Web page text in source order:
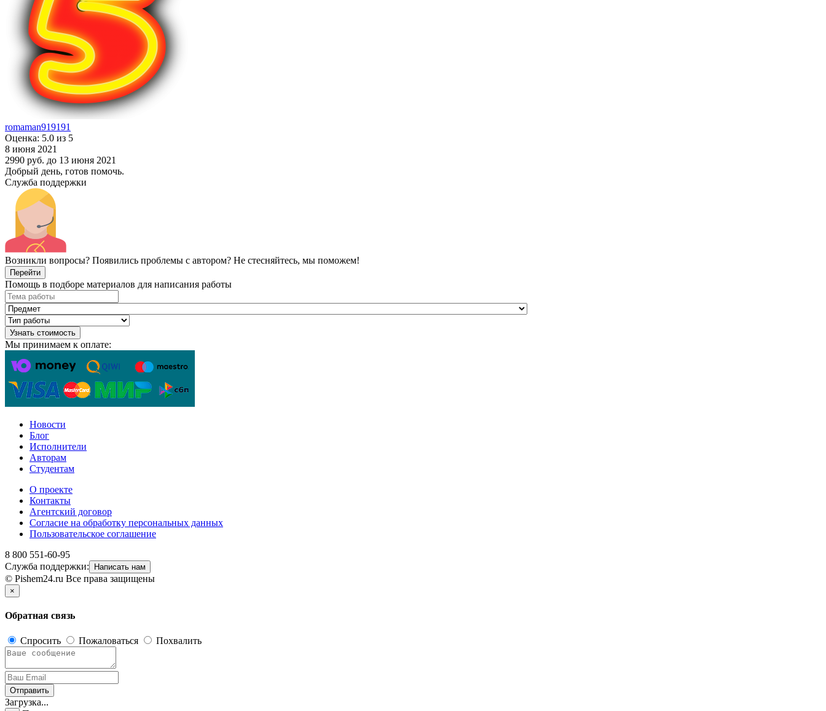
romaman919191
Оценка: 5.0 из 5
8 июня 2021
2990 руб. до 13 июня 2021
Добрый день, готов помочь.
Служба поддержки
Возникли вопросы? Появились проблемы с автором? Не стесняйтесь, мы поможем!
Перейти
Помощь в подборе материалов для написания работы
Узнать стоимость
Мы принимаем к оплате:
Новости
Блог
Исполнители
Авторам
Студентам
О проекте
Контакты
Агентский договор
Согласие на обработку персональных данных
Пользовательское соглашение
8 800 551-60-95
Служба поддержки:
Написать нам
© Pishem24.ru Все права защищены
×
Обратная связь
Спросить Пожаловаться Похвалить
Отправить
Загрузка...